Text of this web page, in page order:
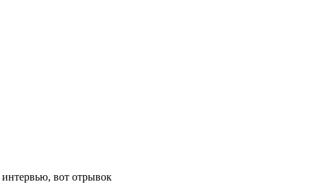
вот отрывок